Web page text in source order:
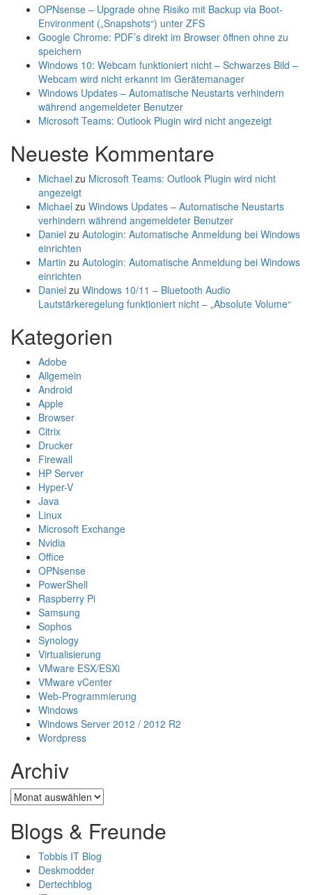
OPNsense – Upgrade ohne Risiko mit Backup via Boot-
Environment („Snapshots“) unter ZFS
Google Chrome: PDF’s direkt im Browser öffnen ohne zu
speichern
Windows 10: Webcam funktioniert nicht – Schwarzes Bild –
Webcam wird nicht erkannt im Gerätemanager
Windows Updates – Automatische Neustarts verhindern
während angemeldeter Benutzer
Microsoft Teams: Outlook Plugin wird nicht angezeigt
Neueste Kommentare
Michael zu Microsoft Teams: Outlook Plugin wird nicht
angezeigt
Michael zu Windows Updates – Automatische Neustarts
verhindern während angemeldeter Benutzer
Daniel zu Autologin: Automatische Anmeldung bei Windows
einrichten
Martin zu Autologin: Automatische Anmeldung bei Windows
einrichten
Daniel zu Windows 10/11 – Bluetooth Audio
Lautstärkeregelung funktioniert nicht – „Absolute Volume“
Kategorien
Adobe
Allgemein
Android
Apple
Browser
Citrix
Drucker
Firewall
HP Server
Hyper-V
Java
Linux
Microsoft Exchange
Nvidia
Office
OPNsense
PowerShell
Raspberry Pi
Samsung
Sophos
Synology
Virtualisierung
VMware ESX/ESXi
VMware vCenter
Web-Programmierung
Windows
Windows Server 2012 / 2012 R2
Wordpress
Archiv
Archiv
Blogs & Freunde
Tobbis IT Blog
Deskmodder
Dertechblog